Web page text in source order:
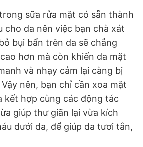
sữa rửa mặt có sẵn thành
cho da nên việc bạn chà xát
bụi bẩn trên da sẽ chẳng
hơn mà còn khiến da mặt
và nhạy cảm lại càng bị
nên, bạn chỉ cần xoa mặt
kết hợp cùng các động tác
giúp thư giãn lại vừa kích
dưới da, để giúp da tươi tắn,